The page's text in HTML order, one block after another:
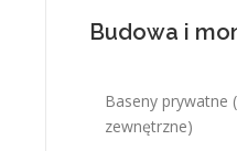
Budowa i
Baseny prywatne
zewnętrzne)